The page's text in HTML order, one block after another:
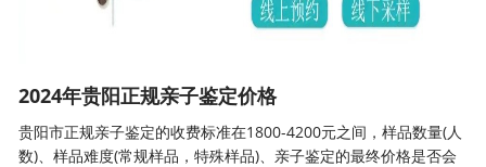
2024年贵阳正规亲子鉴定价格
贵阳市正规亲子鉴定的收费标准在1800-4200元之间，样品数量(人
数)、样品难度(常规样品，特殊样品)、亲子鉴定的最终价格是否会